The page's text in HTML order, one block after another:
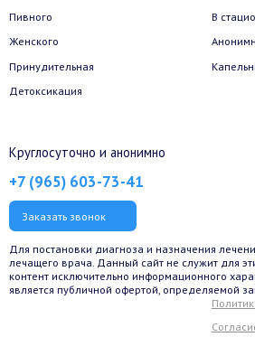
Пивного
Женского
Принудительная
Детоксикация
В
Круглосуточно и анонимно
+7 (965) 603-73-41
Заказать звонок
Для постановки диагноза и назначения
лечащего врача. Данный сайт не служит для
контент исключительно информационного
является публичной офертой, определяемой